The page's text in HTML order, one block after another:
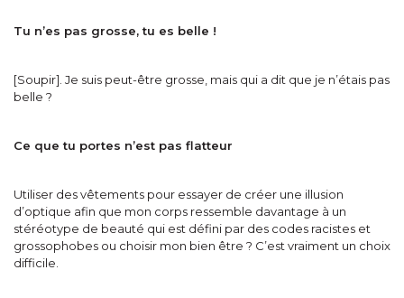
Tu n’es pas grosse, tu es belle !
[Soupir]. Je suis peut-être grosse, mais qui a dit que je n’étais pas
belle ?
Ce que tu portes n’est pas flatteur
Utiliser des vêtements pour essayer de créer une illusion
d’optique afin que mon corps ressemble davantage à un
stéréotype de beauté qui est défini par des codes racistes et
grossophobes ou choisir mon bien être ? C’est vraiment un choix
difficile.